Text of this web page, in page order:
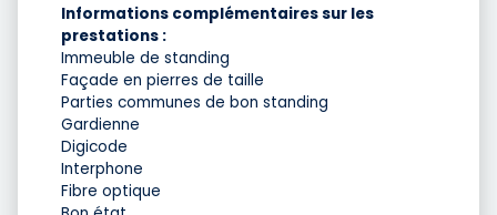
Informations complémentaires sur les
prestations :
Immeuble de standing
Façade en pierres de taille
Parties communes de bon standing
Gardienne
Digicode
Interphone
Fibre optique